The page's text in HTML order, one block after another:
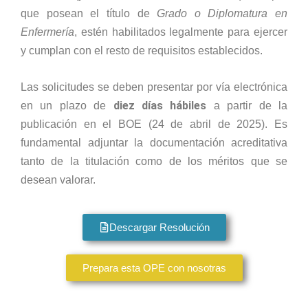
que posean el título de Grado o Diplomatura en
Enfermería, estén habilitados legalmente para ejercer
y cumplan con el resto de requisitos establecidos.
Las solicitudes se deben presentar por vía electrónica
en un plazo de diez días hábiles a partir de la
publicación en el BOE (24 de abril de 2025). Es
fundamental adjuntar la documentación acreditativa
tanto de la titulación como de los méritos que se
desean valorar.
Descargar Resolución
Prepara esta OPE con nosotras